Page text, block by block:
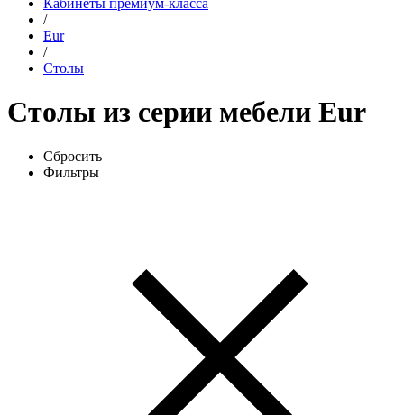
/
Eur
/
Столы
Столы из серии мебели Eur
Сбросить
Фильтры